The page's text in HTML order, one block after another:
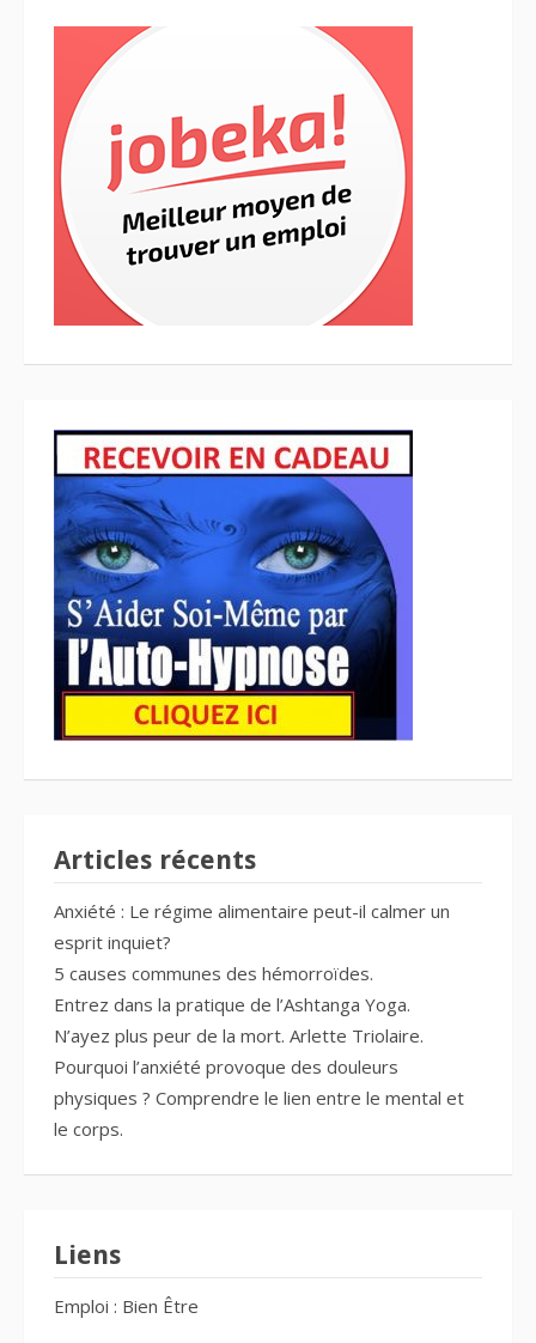
Articles récents
Anxiété : Le régime alimentaire peut-il calmer un
esprit inquiet?
5 causes communes des hémorroïdes.
Entrez dans la pratique de l’Ashtanga Yoga.
N’ayez plus peur de la mort. Arlette Triolaire.
Pourquoi l’anxiété provoque des douleurs
physiques ? Comprendre le lien entre le mental et
le corps.
Liens
Emploi : Bien Être